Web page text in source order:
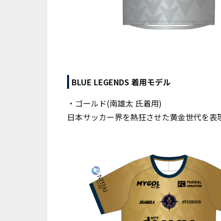
BLUE LEGENDS 着用モデル
・ゴールド(南雄太 氏着用)
日本サッカー界を熱狂させた黄金世代を表